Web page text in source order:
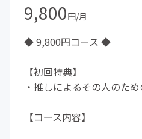
9,800円/月
◆ 9,800円コース ◆
【初回特典】
・推しによるその人のた
【コース内容】